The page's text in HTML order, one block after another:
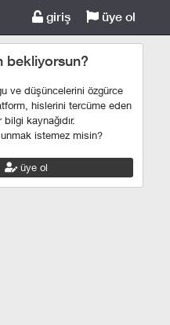
giriş üye ol
bekliyorsun?
ve düşüncelerini özgürce
hislerini tercüme eden
bilgi kaynağıdır.
istemez misin?
üye ol